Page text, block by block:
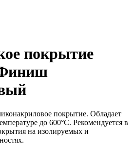
покрытие
покрытие. Обладает
до 600°C. Рекомендуется в
на изолируемых и